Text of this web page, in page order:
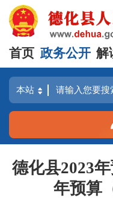
首页 政务公开 解
德化县2023
年预算